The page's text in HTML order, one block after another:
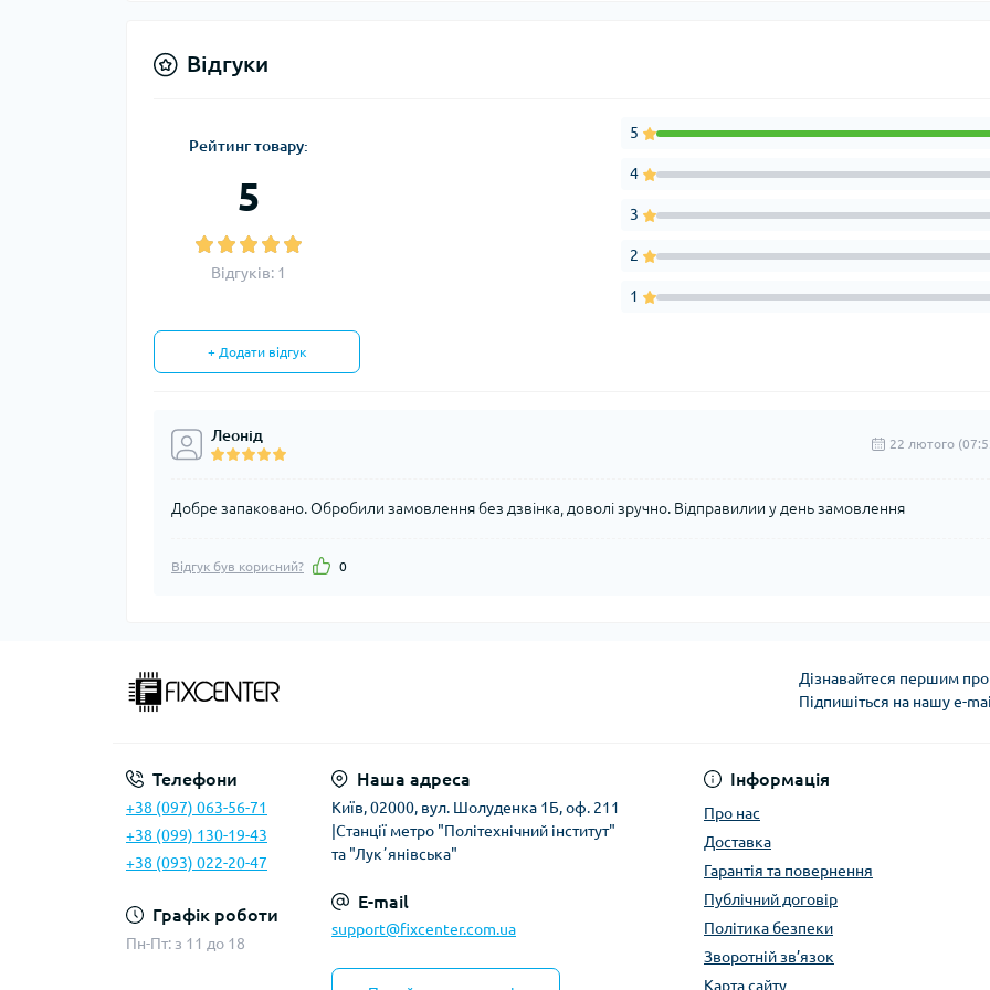
Відгуки
Рейтинг товару:
5
Відгуків: 1
5
4
3
2
1
+ Додати відгук
Леонід 22 лютого
Добре запаковано. Обробили замовлення без дзвінка, доволі зручно. Відправилии у день замовлення
Відгук був корисний? 0
Дізнавайтеся першим про
Підпишіться на нашу e-
Телефони
+38 (097) 063-56-71
+38 (099) 130-19-43
+38 (093) 022-20-47
Графік роботи
Пн-Пт: з 11 до 18
Наша адреса
Київ, 02000, вул. Шолуденка 1Б, оф. 211
|Станції метро "Політехнічний інститут"
та "Лукʼянівська"
E-mail
support@fixcenter.com.ua
Інформація
Про нас
Доставка
Гарантія та повернення
Публічний договір
Політика безпеки
Зворотній зв’язок
Карта сайту